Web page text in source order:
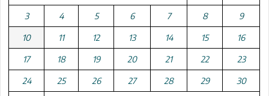
3 4 5 6 7 8 9
10 11 12 13 14 15 16
17 18 19 20 21 22 23
24 25 26 27 28 29 30